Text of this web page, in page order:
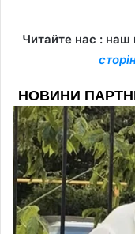
Читайте нас : наш